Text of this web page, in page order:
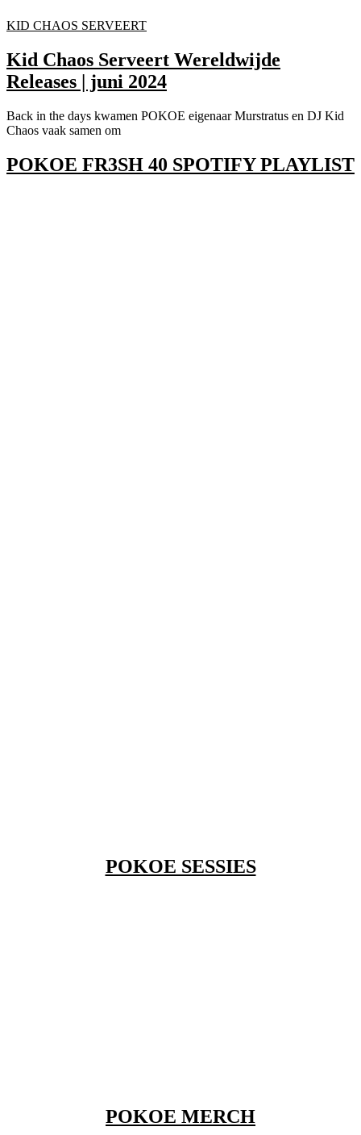
KID CHAOS SERVEERT
Kid Chaos Serveert Wereldwijde
Releases | juni 2024
Back in the days kwamen POKOE eigenaar Murstratus en DJ Kid
Chaos vaak samen om
POKOE FR3SH 40 SPOTIFY PLAYLIST
POKOE SESSIES
POKOE MERCH